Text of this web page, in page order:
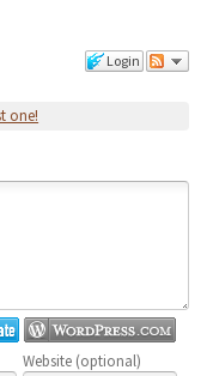
Login
one!
Website (optional)